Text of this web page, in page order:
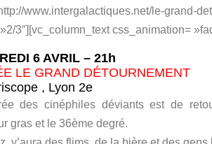
www.intergalactiques.net/le-grand-
3″][vc_column_text css_animation=
6 AVRIL – 21h
LE GRAND DÉTOURNEMENT
, Lyon 2e
des cinéphiles déviants est de
gras et le 36ème degré.